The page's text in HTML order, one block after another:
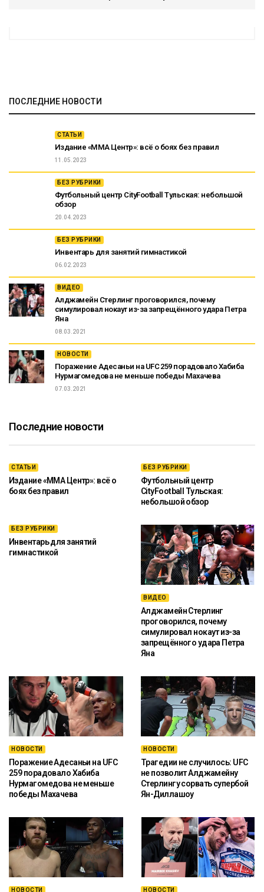
ПОСЛЕДНИЕ НОВОСТИ
СТАТЬИ
Издание «ММА Центр»: всё о боях без правил
11.05.2023
БЕЗ РУБРИКИ
Футбольный центр CityFootball Тульская: небольшой
обзор
20.04.2023
БЕЗ РУБРИКИ
Инвентарь для занятий гимнастикой
06.02.2023
ВИДЕО
Алджамейн Стерлинг проговорился, почему
симулировал нокаут из-за запрещённого удара Петра
Яна
08.03.2021
НОВОСТИ
Поражение Адесаньи на UFC 259 порадовало Хабиба
Нурмагомедова не меньше победы Махачева
07.03.2021
Последние новости
СТАТЬИ
Издание «ММА Центр»: всё о
боях без правил
БЕЗ РУБРИКИ
Футбольный центр
CityFootball Тульская:
небольшой обзор
БЕЗ РУБРИКИ
Инвентарь для занятий
гимнастикой
ВИДЕО
Алджамейн Стерлинг
проговорился, почему
симулировал нокаут из-за
запрещённого удара Петра
Яна
НОВОСТИ
Поражение Адесаньи на UFC
259 порадовало Хабиба
Нурмагомедова не меньше
победы Махачева
НОВОСТИ
Трагедии не случилось: UFC
не позволит Алджамейну
Стерлингу сорвать супербой
Ян-Диллашоу
НОВОСТИ НОВОСТИ